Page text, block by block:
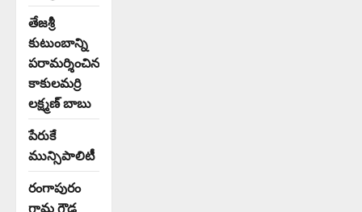
తేజశ్రీ
కుటుంబాన్ని
పరామర్శించిన
కాకులమర్రి
లక్ష్మణ్ బాబు
పేరుకే
మున్సిపాలిటీ
రంగాపురం
గ్రామ గౌడ